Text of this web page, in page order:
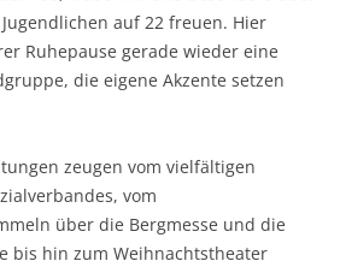
auf 22 freuen. Hier
Ruhepause gerade wieder eine
die eigene Akzente setzen
zeugen vom vielfältigen
vom
über die Bergmesse und die
bis hin zum Weihnachtstheater